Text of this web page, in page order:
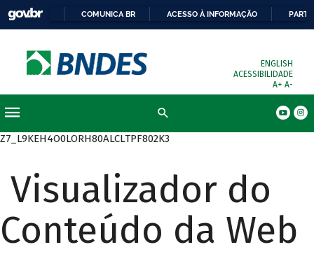
COMUNICA BR ACESSO À INFORMAÇÃO
ENGLISH
ACESSIBILIDADE
A+ A-
Z7_L9KEH4O0LORH80ALCLTPF802K3
Visualizador do
Conteúdo da Web